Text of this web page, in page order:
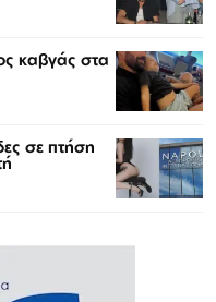
καβγάς στα
σε πτήση